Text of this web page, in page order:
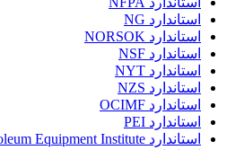
استاندارد NG
استاندارد NORSOK
استاندارد NSF
استاندارد NYT
استاندارد NZS
استاندارد OCIMF
استاندارد PEI
استاندارد Petroleum Equipment Institute